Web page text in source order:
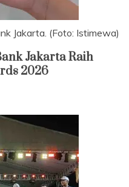
Jakarta. (Foto: Istimewa)
Jakarta Raih
2026